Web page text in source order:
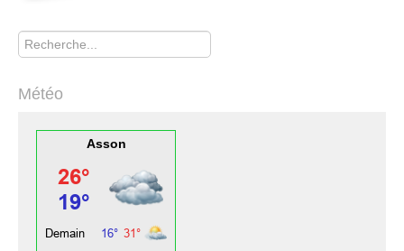
Rechercher
Météo
Asson